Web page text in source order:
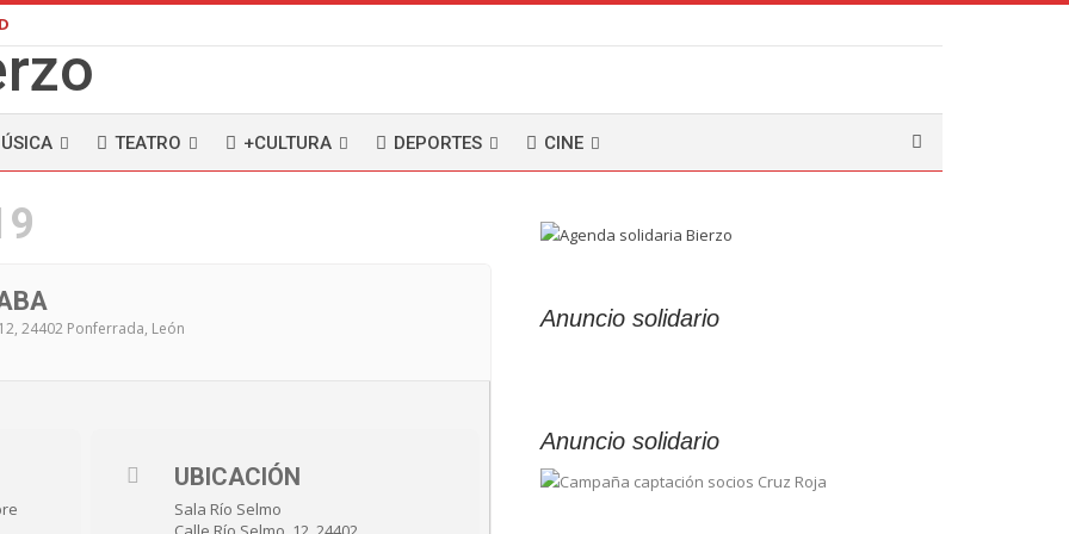
TEATRO +CULTURA DEPORTES CINE
24402 Ponferrada, León
UBICACIÓN
Sala Río Selmo
Anuncio solidario
Anuncio solidario